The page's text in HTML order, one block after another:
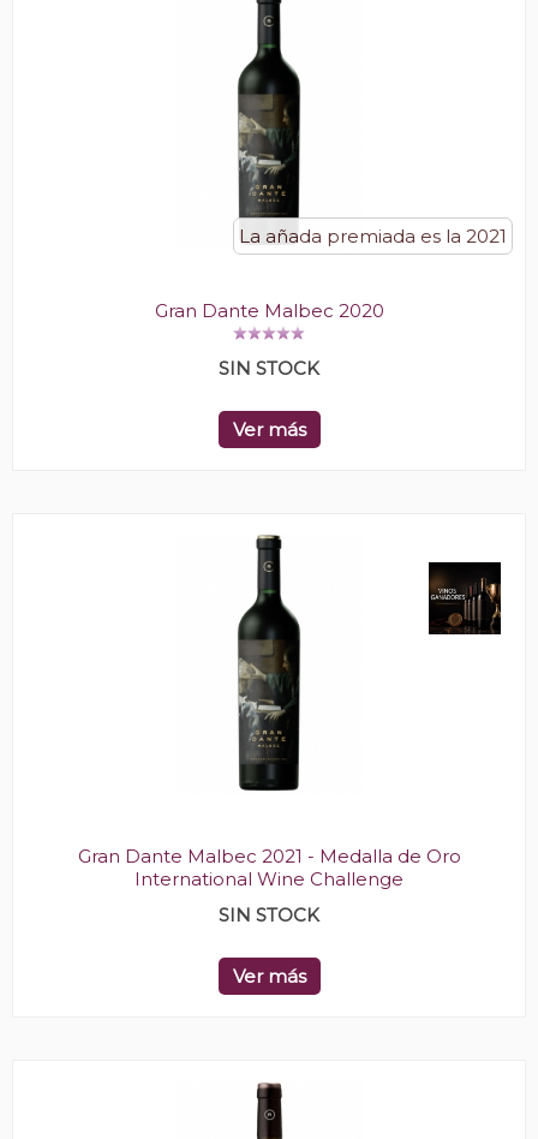
La añada premiada es la 2021
Gran Dante Malbec 2020
SIN STOCK
Ver más
Gran Dante Malbec 2021 - Medalla de Oro
International Wine Challenge
SIN STOCK
Ver más